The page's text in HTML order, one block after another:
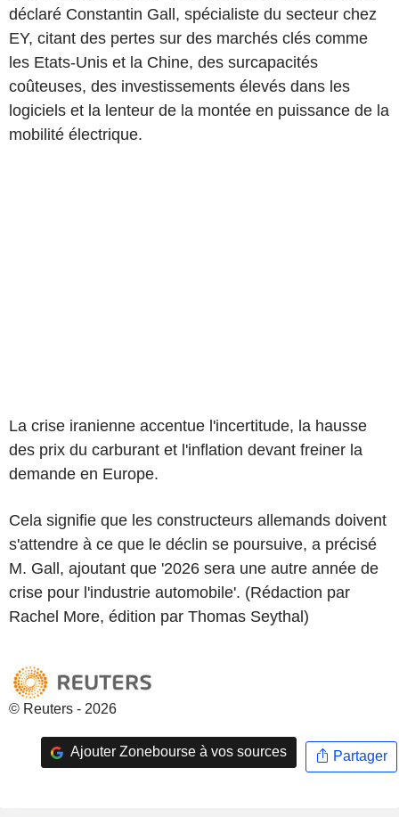
déclaré Constantin Gall, spécialiste du secteur chez
EY, citant des pertes sur des marchés clés comme
les Etats-Unis et la Chine, des surcapacités
coûteuses, des investissements élevés dans les
logiciels et la lenteur de la montée en puissance de la
mobilité électrique.
La crise iranienne accentue l'incertitude, la hausse
des prix du carburant et l'inflation devant freiner la
demande en Europe.
Cela signifie que les constructeurs allemands doivent
s'attendre à ce que le déclin se poursuive, a précisé
M. Gall, ajoutant que '2026 sera une autre année de
crise pour l'industrie automobile'. (Rédaction par
Rachel More, édition par Thomas Seythal)
© Reuters - 2026
Ajouter Zonebourse à vos sources Partager